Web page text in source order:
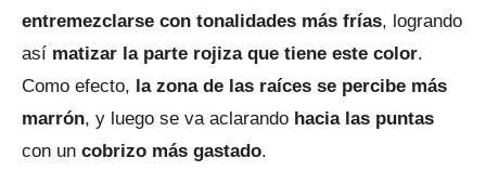
entremezclarse con tonalidades más frías, logrando
así matizar la parte rojiza que tiene este color.
Como efecto, la zona de las raíces se percibe más
marrón, y luego se va aclarando hacia las puntas
con un cobrizo más gastado.